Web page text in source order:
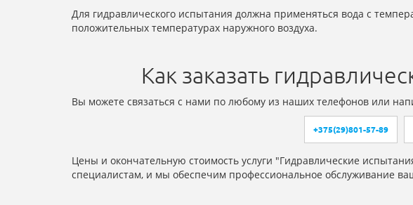
Для гидравлического испытания должна применяться вода с
положительных температурах наружного воздуха.
Как заказать
Вы можете связаться с нами по любому из наших телефонов или
+375(29)801-57-89
Цены и окончательную стоимость услуги "Гидравлические
специалистам, и мы обеспечим профессиональное обслуживание